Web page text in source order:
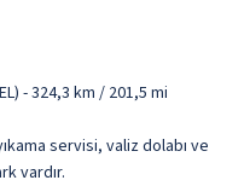
- 324,3 km / 201,5 mi
servisi, valiz dolabı ve
vardır.